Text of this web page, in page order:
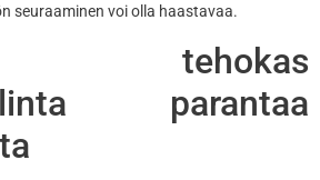
seuraaminen voi olla haastavaa.
tehokas
parantaa